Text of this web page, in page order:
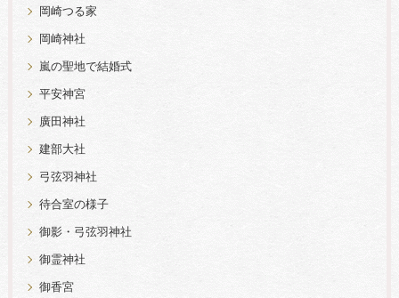
岡崎つる家
岡崎神社
嵐の聖地で結婚式
平安神宮
廣田神社
建部大社
弓弦羽神社
待合室の様子
御影・弓弦羽神社
御霊神社
御香宮